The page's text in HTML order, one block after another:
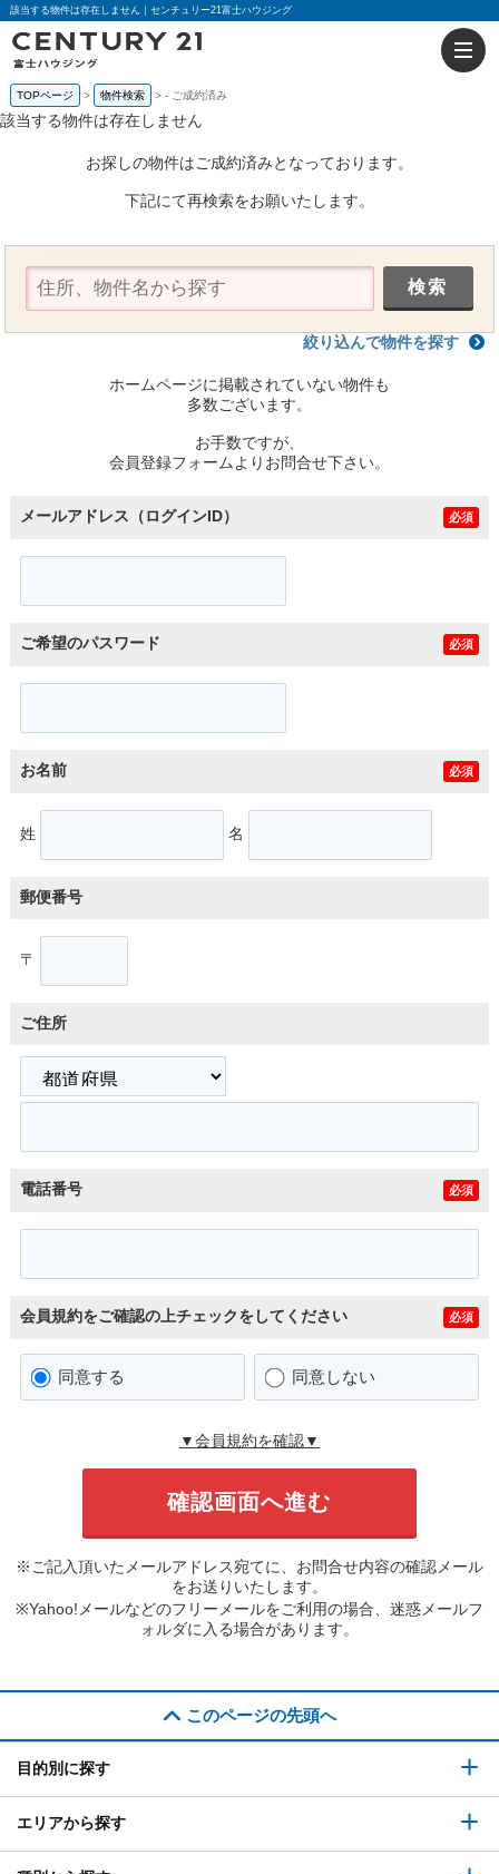
該当する物件は存在しません｜センチュリー21富士ハウジング
TOPページ 物件検索 - ご成約済み
該当する物件は存在しません
お探しの物件はご成約済みとなっております。
下記にて再検索をお願いたします。
絞り込んで物件を探す
ホームページに掲載されていない物件も
多数ございます。
お手数ですが、
会員登録フォームよりお問合せ下さい。
メールアドレス（ログインID） 必須
ご希望のパスワード 必須
お名前 必須
姓 名
郵便番号
〒
ご住所
電話番号 必須
会員規約をご確認の上チェックをしてください 必須
同意する 同意しない
▼会員規約を確認▼
※ご記入頂いたメールアドレス宛てに、お問合せ内容の確認メール
をお送りいたします。
※Yahoo!メールなどのフリーメールをご利用の場合、迷惑メールフ
ォルダに入る場合があります。
このページの先頭へ
目的別に探す
エリアから探す